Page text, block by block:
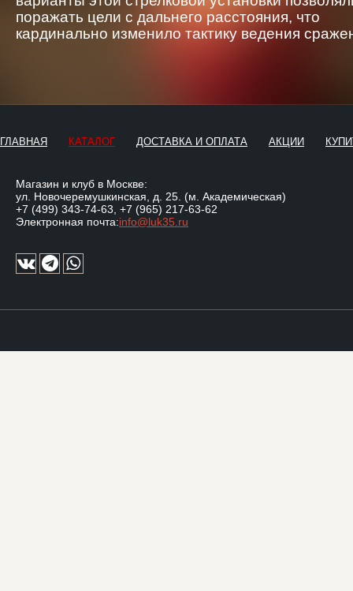
поражать цели с дальнего расстояния, что
кардинально изменило тактику ведения
ГЛАВНАЯ КАТАЛОГ ДОСТАВКА И ОПЛАТА АКЦИИ
Магазин и клуб в Москве:
ул. Новочеремушкинская, д. 25. (м. Академическая)
+7 (499) 343-74-63 +7 (965) 217-63-62
Электронная почта:info@luk35.ru